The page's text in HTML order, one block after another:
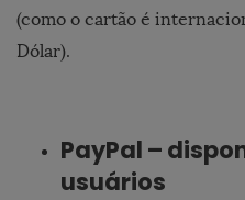
(como o cartão é
Dólar).
PayPal –
usuários